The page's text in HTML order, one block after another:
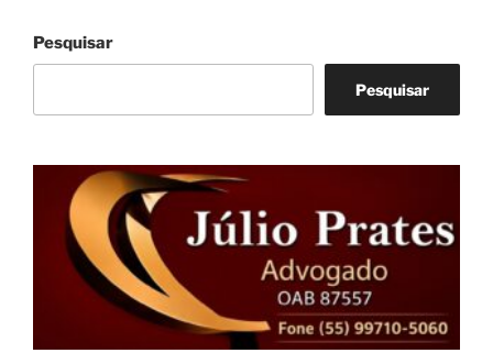
Pesquisar
Pesquisar